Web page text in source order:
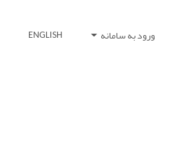
ورود به سامانه ENGLISH